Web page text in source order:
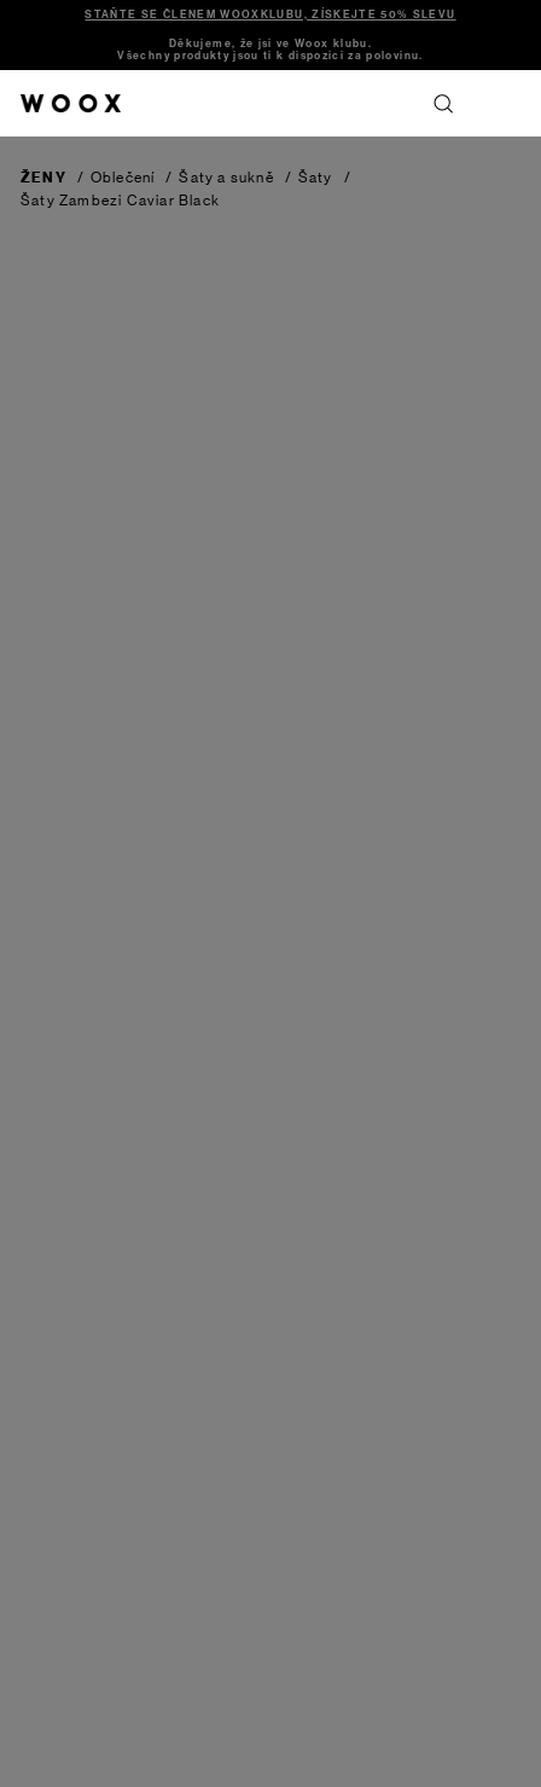
STAŇTE SE ČLENEM WOOXKLUBU, ZÍSKEJTE 50% SLEVU
Děkujeme, že jsi ve Woox klubu.
Všechny produkty jsou ti k dispozici za polovinu.
ŽENY / Oblečení / Šaty a sukně / Šaty
/
Šaty Zambezi Caviar Black